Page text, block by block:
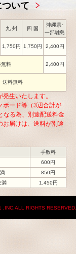
いて
九 州 四 国
沖縄県･
一部離島
1,750円 1,750円 2,400円
無料 2,400円
送料無料
生いたします。
ード等（3辺合計が
なる為、別途配送料金
お届けは、送料が別途
手数料
600円
850円
満
1,450円
,INC.ALL RIGHTS RESERVED.